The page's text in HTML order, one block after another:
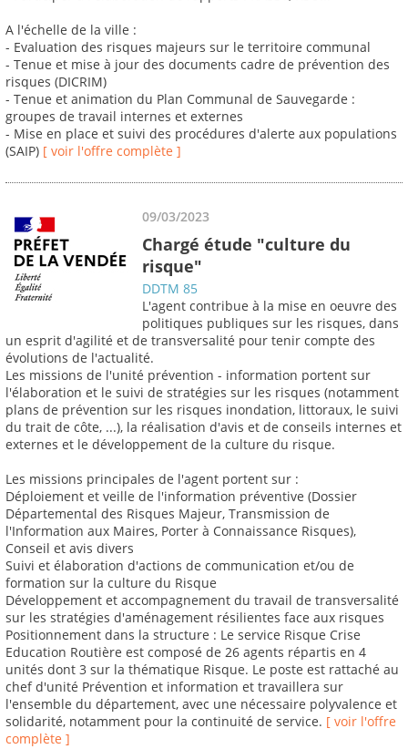
A l'échelle de la ville :
- Evaluation des risques majeurs sur le territoire communal
- Tenue et mise à jour des documents cadre de prévention des
risques (DICRIM)
- Tenue et animation du Plan Communal de Sauvegarde :
groupes de travail internes et externes
- Mise en place et suivi des procédures d'alerte aux populations
(SAIP) [ voir l'offre complète ]
09/03/2023
Chargé étude "culture du
risque"
DDTM 85
L'agent contribue à la mise en oeuvre des
politiques publiques sur les risques, dans
un esprit d'agilité et de transversalité pour tenir compte des
évolutions de l'actualité.
Les missions de l'unité prévention - information portent sur
l'élaboration et le suivi de stratégies sur les risques (notamment
plans de prévention sur les risques inondation, littoraux, le suivi
du trait de côte, ...), la réalisation d'avis et de conseils internes et
externes et le développement de la culture du risque.
Les missions principales de l'agent portent sur :
Déploiement et veille de l'information préventive (Dossier
Départemental des Risques Majeur, Transmission de
l'Information aux Maires, Porter à Connaissance Risques),
Conseil et avis divers
Suivi et élaboration d'actions de communication et/ou de
formation sur la culture du Risque
Développement et accompagnement du travail de transversalité
sur les stratégies d'aménagement résilientes face aux risques
Positionnement dans la structure : Le service Risque Crise
Education Routière est composé de 26 agents répartis en 4
unités dont 3 sur la thématique Risque. Le poste est rattaché au
chef d'unité Prévention et information et travaillera sur
l'ensemble du département, avec une nécessaire polyvalence et
solidarité, notamment pour la continuité de service. [ voir l'offre
complète ]